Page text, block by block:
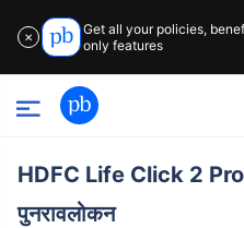
✕
Get all your policies,
only features
HDFC Life Click 2
पुनरावलोकन